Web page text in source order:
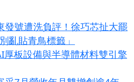
發號遭洗負評！徐巧芯扯大罷
貼青鳥標籤」
厚板設備與半導體材料雙引擎